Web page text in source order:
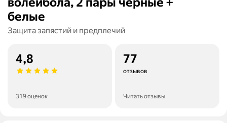
белые
Защита запястий и предплечий
4,8
319 оценок
77
отзывов
Читать отзывы